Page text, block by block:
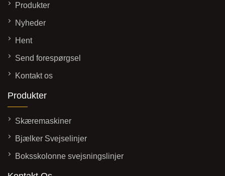
Produkter
Nyheder
Hent
Send forespørgsel
Kontakt os
Produkter
Skæremaskiner
Bjælker Svejselinjer
Boksskolonne svejsningslinjer